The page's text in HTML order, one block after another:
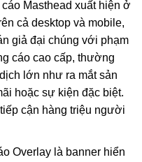
Masthead xuất hiện ở
cả desktop và mobile,
giả đại chúng với phạm
cáo cao cấp, thường
lớn như ra mắt sản
hoặc sự kiện đặc biệt.
cận hàng triệu người
Overlay là banner hiển